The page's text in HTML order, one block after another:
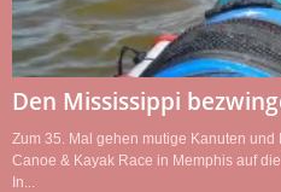
Den Mississippi
Zum 35. Mal gehen mutige Kanuten und
Canoe & Kayak Race in Memphis auf
In...